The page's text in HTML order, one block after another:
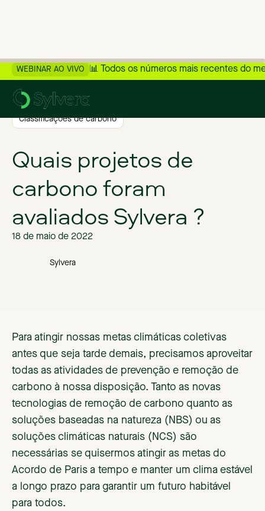
WEBINAR AO VIVO 📊 Todos os números mais recentes do
Classificações de carbono
Quais projetos de
carbono foram
avaliados Sylvera ?
18 de maio de 2022
Sylvera
Para atingir nossas metas climáticas coletivas
antes que seja tarde demais, precisamos aproveitar
todas as atividades de prevenção e remoção de
carbono à nossa disposição. Tanto as novas
tecnologias de remoção de carbono quanto as
soluções baseadas na natureza (NBS) ou as
soluções climáticas naturais (NCS) são
necessárias se quisermos atingir as metas do
Acordo de Paris a tempo e manter um clima estável
a longo prazo para garantir um futuro habitável
para todos.